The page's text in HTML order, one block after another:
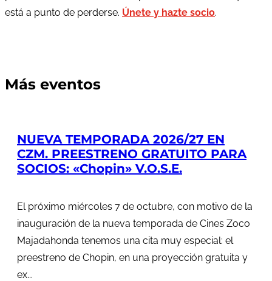
está a punto de perderse. Únete y hazte socio.
Más eventos
NUEVA TEMPORADA 2026/27 EN
CZM. PREESTRENO GRATUITO PARA
SOCIOS: «Chopin» V.O.S.E.
El próximo miércoles 7 de octubre, con motivo de la
inauguración de la nueva temporada de Cines Zoco
Majadahonda tenemos una cita muy especial: el
preestreno de Chopin, en una proyección gratuita y
ex...